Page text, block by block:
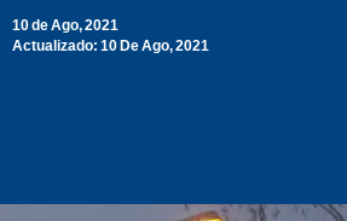
10 de Ago, 2021
Actualizado: 10 De Ago, 2021